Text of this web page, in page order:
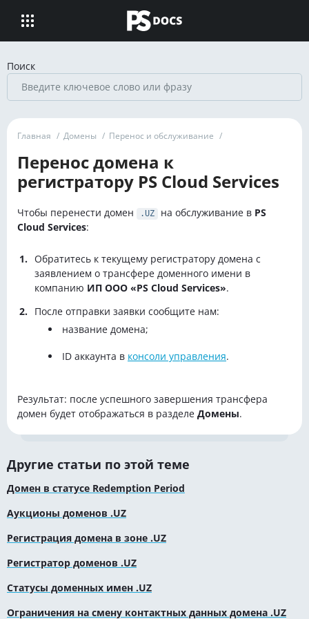
Поиск
Главная / Домены / Перенос и обслуживание /
Перенос домена к
регистратору PS Cloud Services
Чтобы перенести домен .UZ на обслуживание в PS
Cloud Services:
Обратитесь к текущему регистратору домена с
заявлением о трансфере доменного имени в
компанию ИП ООО «PS Cloud Services».
После отправки заявки сообщите нам:
название домена;
ID аккаунта в консоли управления.
Результат: после успешного завершения трансфера
домен будет отображаться в разделе Домены.
Другие статьи по этой теме
Домен в статусе Redemption Period
Аукционы доменов .UZ
Регистрация домена в зоне .UZ
Регистратор доменов .UZ
Статусы доменных имен .UZ
Ограничения на смену контактных данных домена .UZ